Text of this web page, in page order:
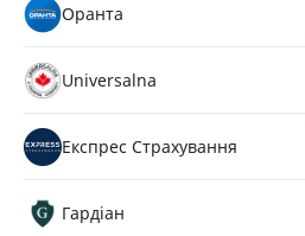
Оранта
Universalna
Експрес Страхування
Гардіан